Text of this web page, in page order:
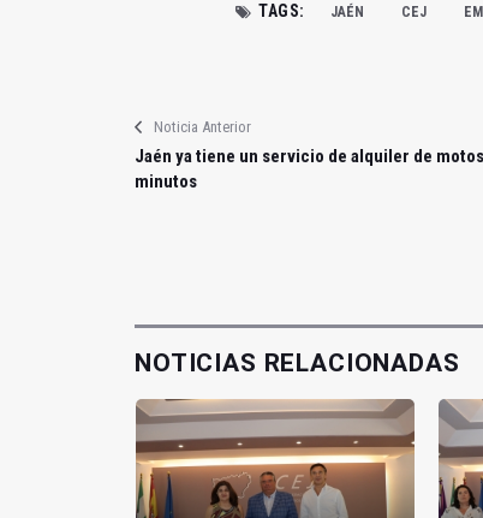
TAGS: JAÉN CEJ
Noticia Anterior
Jaén ya tiene un servicio de alquiler de
minutos
NOTICIAS RELACIONADAS